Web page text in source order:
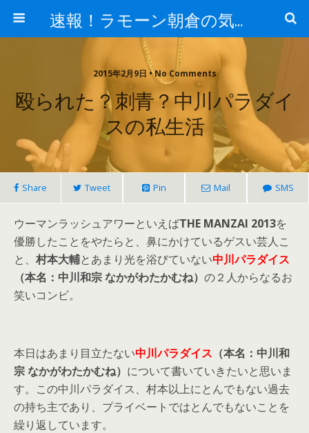
速報！ラモーン朝倉の気になるトレンド！
2015年2月9日 • No Comments
殴られた？刺青？中川パラダイ
スの私生活
Share Tweet Pin Mail SMS
ウーマンラッシュアワーといえばTHE MANZAI 2013を
優勝したことをやたらと、鼻にかけているゲスい芸人こ
と、 村本大輔とあまり光を浴びていない中川パラダイス
（本名：中川和宗 なかがわたかむね） の２人からなるお
笑いコンビ。
本日はあまり目立たない中川パラダイス （本名：中川和
宗 なかがわたかむね） について書いていきたいと思いま
す。この中川パラダイス、村本以上にとんでもない過去
の持ち主であり、プライベートではとんでもないことを
繰り返しています。